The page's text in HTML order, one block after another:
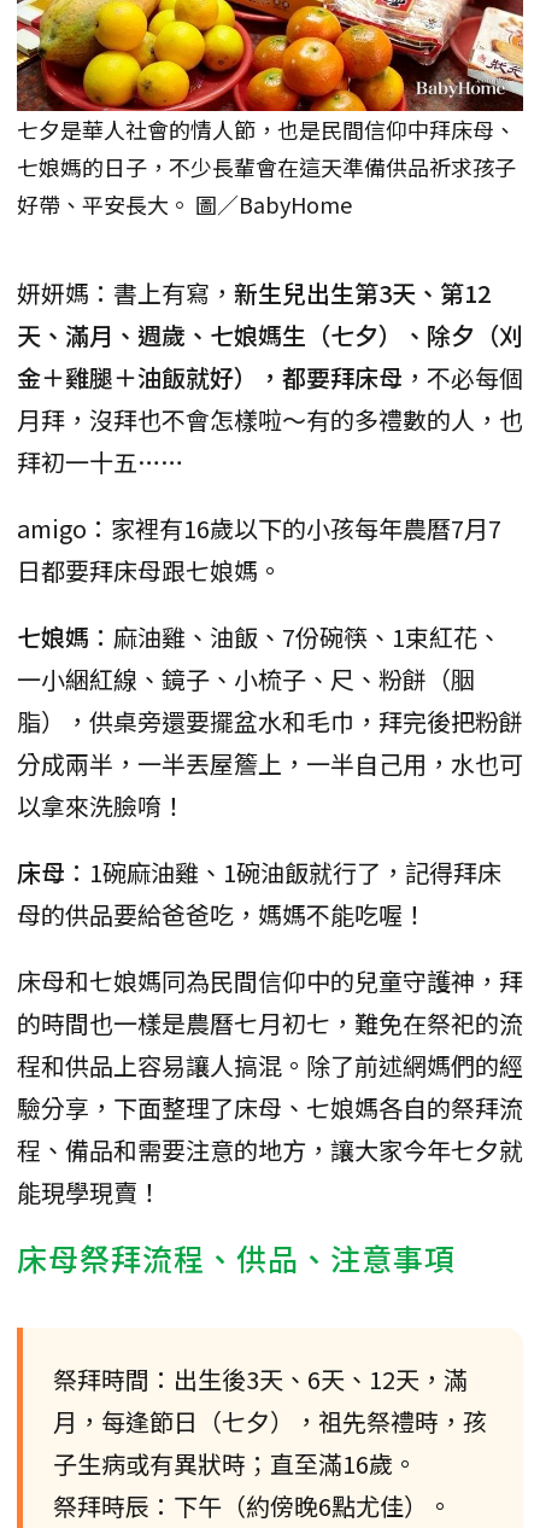
七夕是華人社會的情人節，也是民間信仰中拜床母、
七娘媽的日子，不少長輩會在這天準備供品祈求孩子
好帶、平安長大。 圖／BabyHome
妍妍媽：書上有寫， 新生兒出生第3天、第12
天、滿月、週歲、七娘媽生（七夕）、除夕（刈
金＋雞腿＋油飯就好），都要拜床母 ，不必每個
月拜，沒拜也不會怎樣啦～有的多禮數的人，也
拜初一十五……
amigo：家裡有16歲以下的小孩每年農曆7月7
日都要拜床母跟七娘媽。
七娘媽 ：麻油雞、油飯、7份碗筷、1束紅花、
一小綑紅線、鏡子、小梳子、尺、粉餅（胭
脂），供桌旁還要擺盆水和毛巾，拜完後把粉餅
分成兩半，一半丟屋簷上，一半自己用，水也可
以拿來洗臉唷！
床母 ：1碗麻油雞、1碗油飯就行了，記得拜床
母的供品要給爸爸吃，媽媽不能吃喔！
床母和七娘媽同為民間信仰中的兒童守護神，拜
的時間也一樣是農曆七月初七，難免在祭祀的流
程和供品上容易讓人搞混。除了前述網媽們的經
驗分享，下面整理了床母、七娘媽各自的祭拜流
程、備品和需要注意的地方，讓大家今年七夕就
能現學現賣！
床母祭拜流程、供品、注意事項
祭拜時間：出生後3天、6天、12天，滿
月，每逢節日（七夕），祖先祭禮時，孩
子生病或有異狀時；直至滿16歲。
祭拜時辰：下午（約傍晚6點尤佳）。